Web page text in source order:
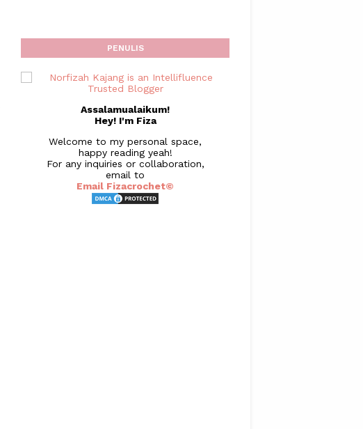
PENULIS
Assalamualaikum!
Hey! I'm Fiza
Welcome to my personal space,
happy reading yeah!
For any inquiries or collaboration,
email to
Email Fizacrochet©